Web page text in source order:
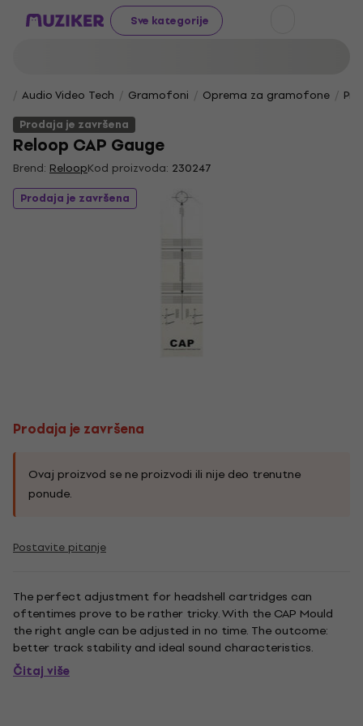
Sve kategorije
Audio Video Tech Gramofoni Oprema za gramofone
Prodaja je završena
Reloop CAP Gauge
Brend: ReloopKod proizvoda: 230247
Prodaja je završena
Prodaja je završena
Ovaj proizvod se ne proizvodi ili nije deo trenutne
ponude.
Postavite pitanje
The perfect adjustment for headshell cartridges can
oftentimes prove to be rather tricky. With the CAP Mould
the right angle can be adjusted in no time. The outcome:
better track stability and ideal sound characteristics.
Čitaj više